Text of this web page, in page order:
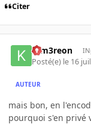
Citer
K-m3reon
Posté(e) le 16
AUTEUR
mais bon, en
pourquoi s'en privé